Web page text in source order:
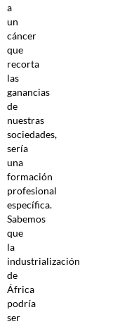
a
un
cáncer
que
recorta
las
ganancias
de
nuestras
sociedades,
sería
una
formación
profesional
específica.
Sabemos
que
la
industrialización
de
África
podría
ser